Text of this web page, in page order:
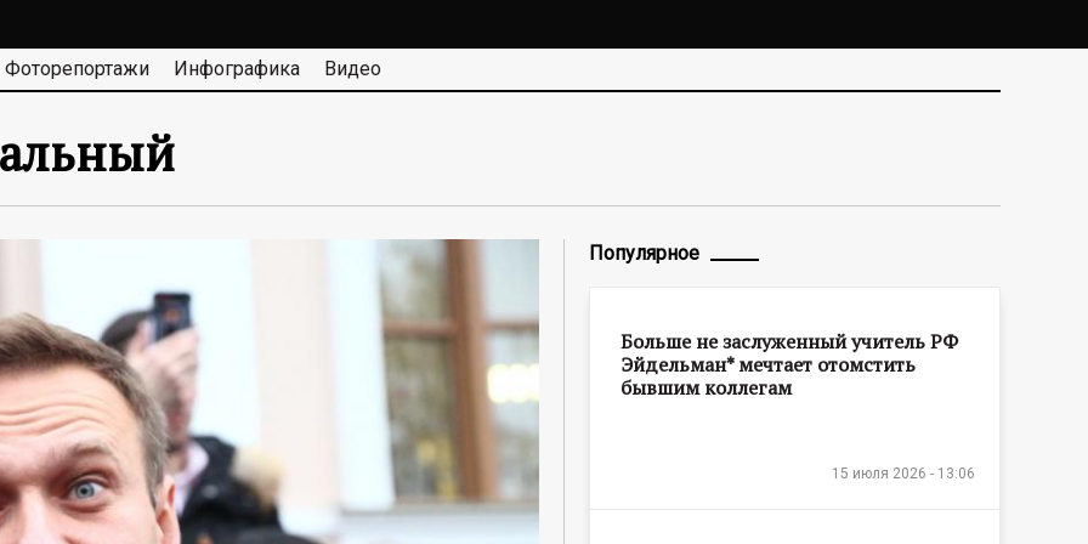
Фоторепортажи Инфографика Видео
Популярное
Больше не заслуженный учитель РФ
Эйдельман* мечтает отомстить
бывшим коллегам
15 июля 2026 - 13:06